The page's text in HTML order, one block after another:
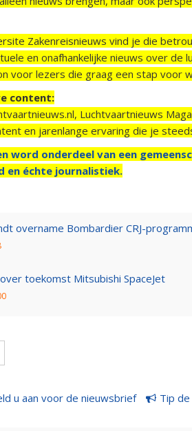
Zakenreisnieuws vind je die
en onafhankelijke nieuws over de
voor lezers die graag een stap voor
content:
Luchtvaartnieuws
en jarenlange ervaring die je
word onderdeel van een
en échte journalistiek.
overname Bombardier CRJ-
toekomst Mitsubishi SpaceJet
u aan voor de nieuwsbrief Tip